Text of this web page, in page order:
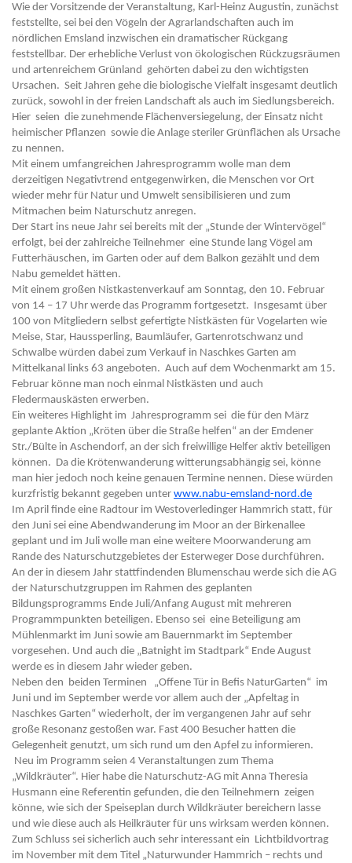
Wie der Vorsitzende der Veranstaltung, Karl-Heinz Augustin, zunächst
feststellte, sei bei den Vögeln der Agrarlandschaften auch im
nördlichen Emsland inzwischen ein dramatischer Rückgang
feststellbar. Der erhebliche Verlust von ökologischen Rückzugsräumen
und artenreichem Grünland gehörten dabei zu den wichtigsten
Ursachen. Seit Jahren gehe die biologische Vielfalt insgesamt deutlich
zurück, sowohl in der freien Landschaft als auch im Siedlungsbereich.
Hier seien die zunehmende Flächenversiegelung, der Einsatz nicht
heimischer Pflanzen sowie die Anlage steriler Grünflächen als Ursache
zu nennen.
Mit einem umfangreichen Jahresprogramm wolle man dem
derzeitigen Negativtrend entgegenwirken, die Menschen vor Ort
wieder mehr für Natur und Umwelt sensibilisieren und zum
Mitmachen beim Naturschutz anregen.
Der Start ins neue Jahr sei bereits mit der „Stunde der Wintervögel“
erfolgt, bei der zahlreiche Teilnehmer eine Stunde lang Vögel am
Futterhäuschen, im Garten oder auf dem Balkon gezählt und dem
Nabu gemeldet hätten.
Mit einem großen Nistkastenverkauf am Sonntag, den 10. Februar
von 14 – 17 Uhr werde das Programm fortgesetzt. Insgesamt über
100 von Mitgliedern selbst gefertigte Nistkästen für Vogelarten wie
Meise, Star, Haussperling, Baumläufer, Gartenrotschwanz und
Schwalbe würden dabei zum Verkauf in Naschkes Garten am
Mittelkanal links 63 angeboten. Auch auf dem Wochenmarkt am 15.
Februar könne man noch einmal Nistkästen und auch
Fledermauskästen erwerben.
Ein weiteres Highlight im Jahresprogramm sei die für den März
geplante Aktion „Kröten über die Straße helfen“ an der Emdener
Str./Bülte in Aschendorf, an der sich freiwillige Helfer aktiv beteiligen
können. Da die Krötenwanderung witterungsabhängig sei, könne
man hier jedoch noch keine genauen Termine nennen. Diese würden
kurzfristig bekannt gegeben unter www.nabu-emsland-nord.de
Im April finde eine Radtour im Westoverledinger Hammrich statt, für
den Juni sei eine Abendwanderung im Moor an der Birkenallee
geplant und im Juli wolle man eine weitere Moorwanderung am
Rande des Naturschutzgebietes der Esterweger Dose durchführen.
An der in diesem Jahr stattfindenden Blumenschau werde sich die AG
der Naturschutzgruppen im Rahmen des geplanten
Bildungsprogramms Ende Juli/Anfang August mit mehreren
Programmpunkten beteiligen. Ebenso sei eine Beteiligung am
Mühlenmarkt im Juni sowie am Bauernmarkt im September
vorgesehen. Und auch die „Batnight im Stadtpark“ Ende August
werde es in diesem Jahr wieder geben.
Neben den beiden Terminen „Offene Tür in Befis NaturGarten“ im
Juni und im September werde vor allem auch der „Apfeltag in
Naschkes Garten“ wiederholt, der im vergangenen Jahr auf sehr
große Resonanz gestoßen war. Fast 400 Besucher hatten die
Gelegenheit genutzt, um sich rund um den Apfel zu informieren.
Neu im Programm seien 4 Veranstaltungen zum Thema
„Wildkräuter“. Hier habe die Naturschutz-AG mit Anna Theresia
Husmann eine Referentin gefunden, die den Teilnehmern zeigen
könne, wie sich der Speiseplan durch Wildkräuter bereichern lasse
und wie diese auch als Heilkräuter für uns wirksam werden können.
Zum Schluss sei sicherlich auch sehr interessant ein Lichtbildvortrag
im November mit dem Titel „Naturwunder Hammrich – rechts und